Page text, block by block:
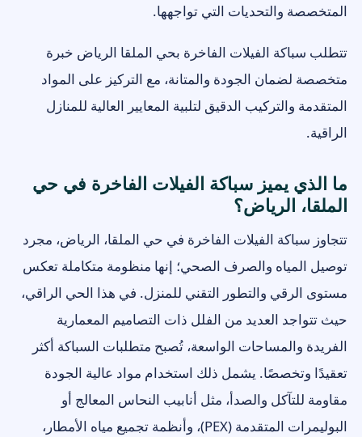
المتخصصة والتحديات التي تواجهها.
تتطلب سباكة الفيلات الفاخرة بحي الملقا الرياض خبرة
متخصصة لضمان الجودة والمتانة، مع التركيز على المواد
المتقدمة والتركيب الدقيق لتلبية المعايير العالية للمنازل
الراقية.
ما الذي يميز سباكة الفيلات الفاخرة في حي
الملقا، الرياض؟
تتجاوز سباكة الفيلات الفاخرة في حي الملقا، الرياض، مجرد
توصيل المياه والصرف الصحي؛ إنها منظومة متكاملة تعكس
مستوى الرقي والتطور التقني للمنزل. في هذا الحي الراقي،
حيث تتواجد العديد من الفلل ذات التصاميم المعمارية
الفريدة والمساحات الواسعة، تُصبح متطلبات السباكة أكثر
تعقيدًا وتخصصًا. يشمل ذلك استخدام مواد عالية الجودة
مقاومة للتآكل والصدأ، مثل أنابيب النحاس المعالج أو
البوليمرات المتقدمة (PEX)، وأنظمة تجميع مياه الأمطار،